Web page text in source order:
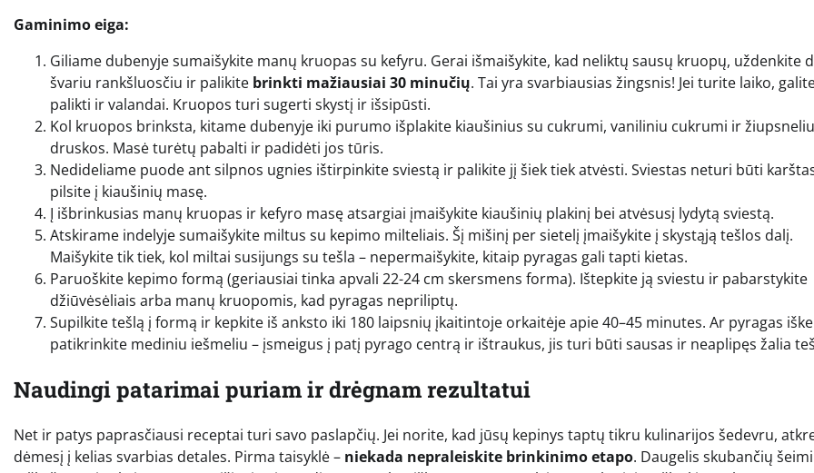
Gaminimo eiga:
Giliame dubenyje sumaišykite manų kruopas su kefyru. Gerai išmaišykite, kad neliktų sausų kruopų, uždenkite
švariu rankšluosčiu ir palikite brinkti mažiausiai 30 minučių. Tai yra svarbiausias žingsnis! Jei turite laiko,
palikti ir valandai. Kruopos turi sugerti skystį ir išsipūsti.
Kol kruopos brinksta, kitame dubenyje iki purumo išplakite kiaušinius su cukrumi, vaniliniu cukrumi ir žiupsneliu
druskos. Masė turėtų pabalti ir padidėti jos tūris.
Nedideliame puode ant silpnos ugnies ištirpinkite sviestą ir palikite jį šiek tiek atvėsti. Sviestas neturi būti
pilsite į kiaušinių masę.
Į išbrinkusias manų kruopas ir kefyro masę atsargiai įmaišykite kiaušinių plakinį bei atvėsusį lydytą sviestą.
Atskirame indelyje sumaišykite miltus su kepimo milteliais. Šį mišinį per sietelį įmaišykite į skystąją tešlos dalį.
Maišykite tik tiek, kol miltai susijungs su tešla – nepermaišykite, kitaip pyragas gali tapti kietas.
Paruoškite kepimo formą (geriausiai tinka apvali 22-24 cm skersmens forma). Ištepkite ją sviestu ir pabarstykite
džiūvėsėliais arba manų kruopomis, kad pyragas nepriliptų.
Supilkite tešlą į formą ir kepkite iš anksto iki 180 laipsnių įkaitintoje orkaitėje apie 40–45 minutes. Ar pyragas
patikrinkite mediniu iešmeliu – įsmeigus į patį pyrago centrą ir ištraukus, jis turi būti sausas ir neaplipęs žalia
Naudingi patarimai puriam ir drėgnam rezultatui
Net ir patys paprasčiausi receptai turi savo paslapčių. Jei norite, kad jūsų kepinys taptų tikru kulinarijos šedevru,
dėmesį į kelias svarbias detales. Pirma taisyklė – niekada nepraleiskite brinkinimo etapo. Daugelis skubančių